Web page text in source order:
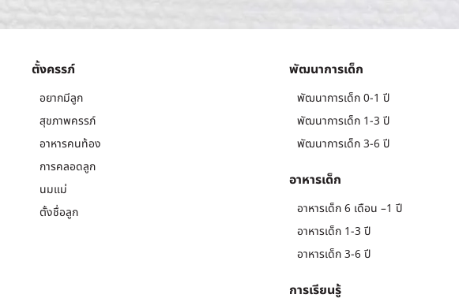
ตั้งครรภ์
อยากมีลูก
สุขภาพครรภ์
อาหารคนท้อง
การคลอดลูก
นมแม่
ตั้งชื่อลูก
พัฒนาการเด็ก
พัฒนาการเด็ก 0-1 ปี
พัฒนาการเด็ก 1-3 ปี
พัฒนาการเด็ก 3-6 ปี
อาหารเด็ก
อาหารเด็ก 6 เดือน –1 ปี
อาหารเด็ก 1-3 ปี
อาหารเด็ก 3-6 ปี
การเรียนรู้